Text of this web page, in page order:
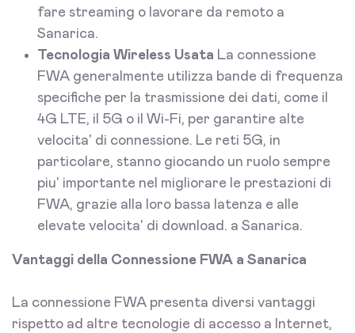
fare streaming o lavorare da remoto a
Sanarica.
Tecnologia Wireless Usata La connessione
FWA generalmente utilizza bande di frequenza
specifiche per la trasmissione dei dati, come il
4G LTE, il 5G o il Wi-Fi, per garantire alte
velocita' di connessione. Le reti 5G, in
particolare, stanno giocando un ruolo sempre
piu' importante nel migliorare le prestazioni di
FWA, grazie alla loro bassa latenza e alle
elevate velocita' di download. a Sanarica.
Vantaggi della Connessione FWA a Sanarica
La connessione FWA presenta diversi vantaggi
rispetto ad altre tecnologie di accesso a Internet,